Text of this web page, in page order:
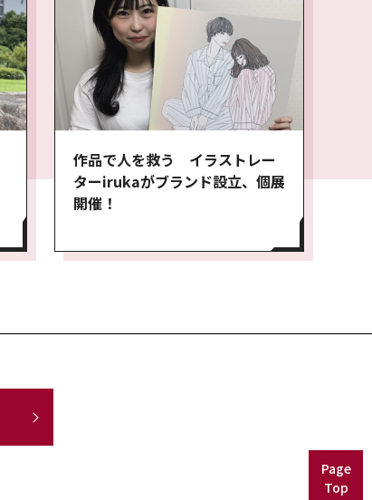
作品で人を救う イラストレー
ターirukaがブランド設立、個展
開催！
Page
Top